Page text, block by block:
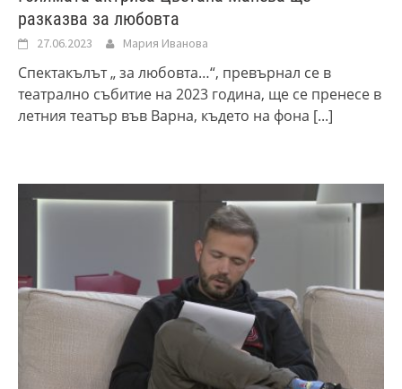
разказва за любовта
27.06.2023 Мария Иванова
Спектакълът „ за любовта…“, превърнал се в
театрално събитие на 2023 година, ще се пренесе в
летния театър във Варна, където на фона [...]